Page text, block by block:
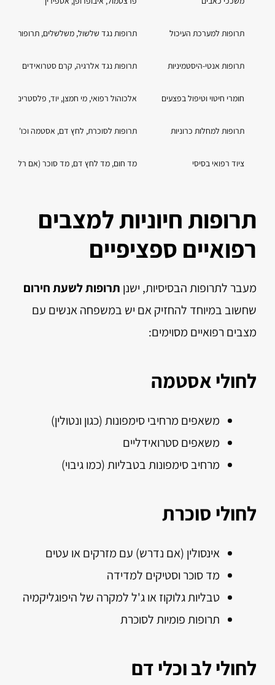
תרופות למערכת העיכול תרופות נגד שלשול, משלשלים, תרופות נגד
תרופות אנטי-היסטמיניות תרופות נגד אלרגיה, קרם סטרואידים
חומרי חיטוי וטיפול בפצעים אלכוהול רפואי, מי חמצן, יוד, פלסטרים,
תרופות למחלות כרוניות תרופות לסוכרת, לחץ דם, אסטמה וכו'
ציוד רפואי בסיסי מד חום, מד לחץ דם, מד סוכר (אם רלוונטי)
תרופות חיוניות למצבים
רפואיים ספציפיים
מעבר לתרופות הבסיסיות, ישנן תרופות לשעת חירום
שחשוב במיוחד להחזיק אם יש במשפחה אנשים עם
מצבים רפואיים מסוימים:
לחולי אסטמה
משאפים מרחיבי סימפונות (כגון ונטולין)
משאפים סטרואידליים
מרחיב סימפונות בטבליות (כמו גיבוי)
לחולי סוכרת
אינסולין (אם נדרש) עם מזרקים או עטים
מד סוכר וסטיקים למדידה
טבליות גלוקוז או ג'ל למקרה של היפוגליקמיה
תרופות פומיות לסוכרת
לחולי לב וכלי דם